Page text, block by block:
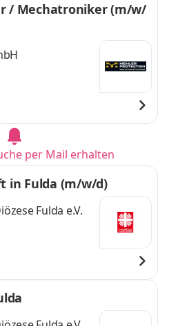
/ Mechatroniker (m/w/
per Mail erhalten
in Fulda (m/w/d)
Fulda e.V.